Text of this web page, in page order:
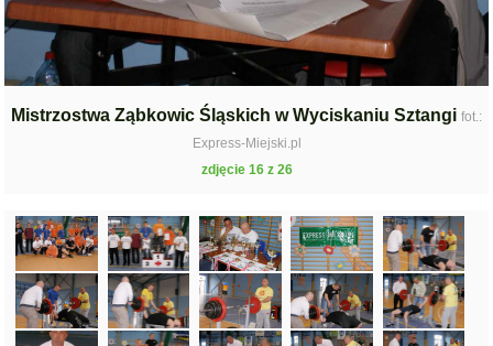
Mistrzostwa Ząbkowic Śląskich w Wyciskaniu Sztangi fot.:
Express-Miejski.pl
zdjęcie 16 z 26